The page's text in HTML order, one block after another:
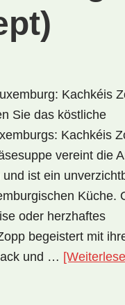
Kachkéis
Sie das köstliche
Kachkéis
vereint die
ist ein
Küche.
oder herzhaftes
begeistert mit
und …